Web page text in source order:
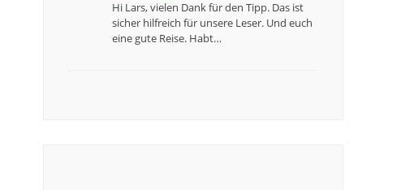
Hi Lars, vielen Dank für den Tipp. Das ist
sicher hilfreich für unsere Leser. Und euch
eine gute Reise. Habt…